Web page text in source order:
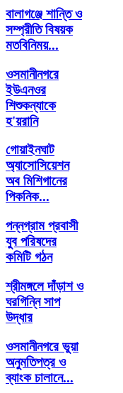
বালাগঞ্জে শান্তি ও
সম্প্রীতি বিষয়ক
মতবিনিময়...
ওসমানীনগরে
ইউএনওর
শিশুকন্যাকে
হ'য়রানি
গোয়াইনঘাট
অ্যাসোসিয়েশন
অব মিশিগানের
পিকনিক...
পন্নগ্রাম প্রবাসী
যুব পরিষদের
কমিটি গঠন
শ্রীমঙ্গলে দাঁড়াশ ও
ঘরগিন্নি সাপ
উদ্ধার
ওসমানীনগরে ভুয়া
অনুমতিপত্র ও
ব্যাংক চালানে...